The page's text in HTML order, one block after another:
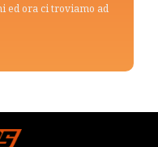
ed ora ci troviamo ad